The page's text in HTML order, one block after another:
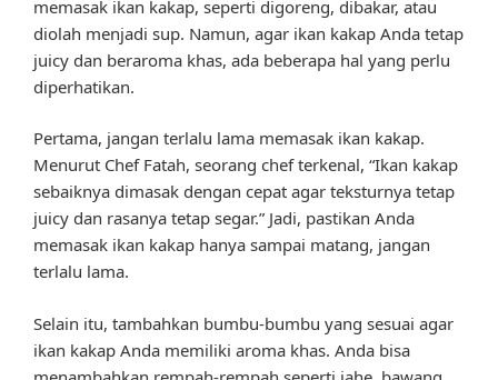
memasak ikan kakap, seperti digoreng, dibakar, atau
diolah menjadi sup. Namun, agar ikan kakap Anda tetap
juicy dan beraroma khas, ada beberapa hal yang perlu
diperhatikan.
Pertama, jangan terlalu lama memasak ikan kakap.
Menurut Chef Fatah, seorang chef terkenal, “Ikan kakap
sebaiknya dimasak dengan cepat agar teksturnya tetap
juicy dan rasanya tetap segar.” Jadi, pastikan Anda
memasak ikan kakap hanya sampai matang, jangan
terlalu lama.
Selain itu, tambahkan bumbu-bumbu yang sesuai agar
ikan kakap Anda memiliki aroma khas. Anda bisa